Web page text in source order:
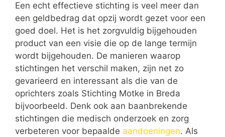
Een echt effectieve stichting is veel meer dan
een geldbedrag dat opzij wordt gezet voor een
goed doel. Het is het zorgvuldig bijgehouden
product van een visie die op de lange termijn
wordt bijgehouden. De manieren waarop
stichtingen het verschil maken, zijn net zo
gevarieerd en interessant als die van de
oprichters zoals Stichting Motke in Breda
bijvoorbeeld. Denk ook aan baanbrekende
stichtingen die medisch onderzoek en zorg
verbeteren voor bepaalde aandoeningen. Als